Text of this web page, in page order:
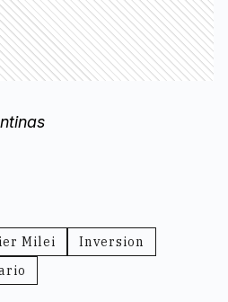
Milei
Inversion